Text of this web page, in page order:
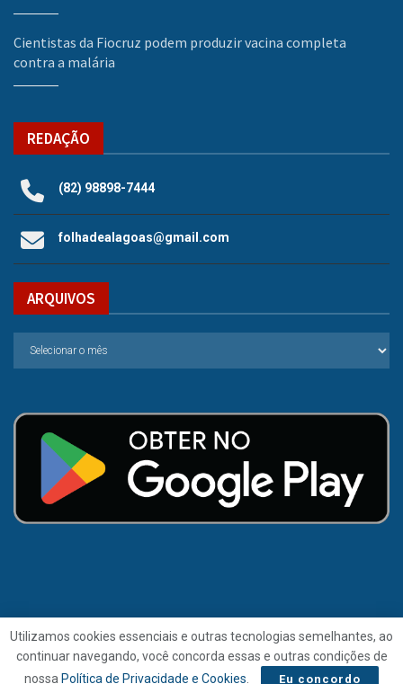
Cientistas da Fiocruz podem produzir vacina completa
contra a malária
REDAÇÃO
(82) 98898-7444
folhadealagoas@gmail.com
ARQUIVOS
Utilizamos cookies essenciais e outras tecnologias semelhantes, ao
continuar navegando, você concorda essas e outras condições de
nossa Política de Privacidade e Cookies Eu concordo